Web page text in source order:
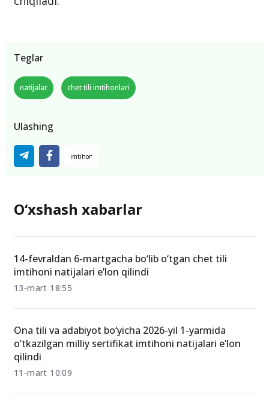
Teglar
natijalar chet tili imtihonlari
Ulashing
O‘xshash xabarlar
14-fevraldan 6-martgacha bo‘lib o‘tgan chet tili
imtihoni natijalari e’lon qilindi
13-mart 18:55
Ona tili va adabiyot bo‘yicha 2026-yil 1-yarmida
o‘tkazilgan milliy sertifikat imtihoni natijalari e’lon
qilindi
11-mart 10:09